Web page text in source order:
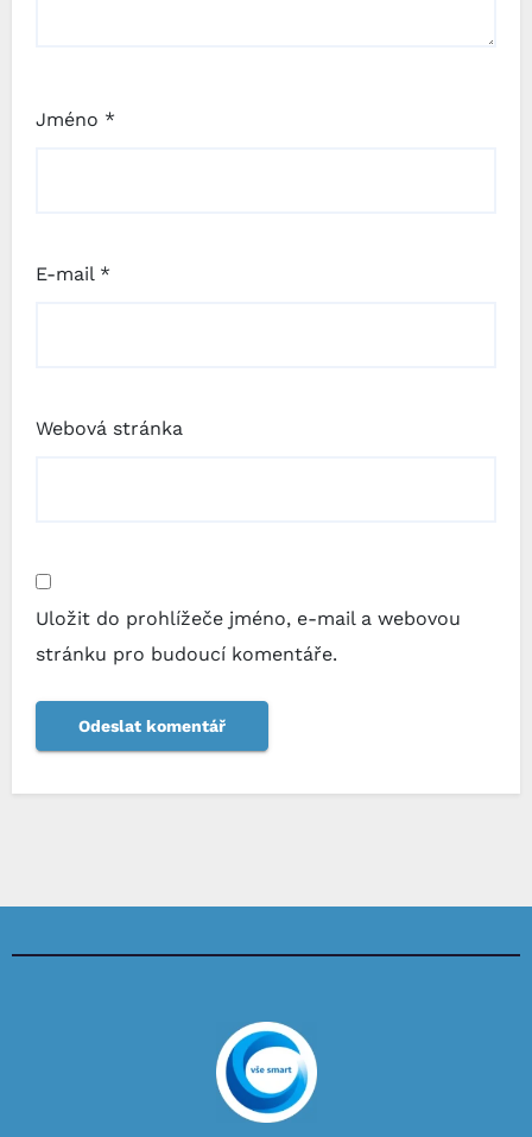
Jméno *
E-mail *
Webová stránka
Uložit do prohlížeče jméno, e-mail a webovou
stránku pro budoucí komentáře.